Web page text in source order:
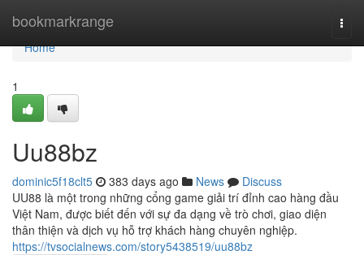
bookmarkrange
Home
Home
1
Uu88bz
dominic5f18clt5 383 days ago News
Discuss
UU88 là một trong những cổng game giải trí đỉnh cao hàng đầu
Việt Nam, được biết đến với sự đa dạng về trò chơi, giao diện
thân thiện và dịch vụ hỗ trợ khách hàng chuyên nghiệp.
https://tvsocialnews.com/story5438519/uu88bz